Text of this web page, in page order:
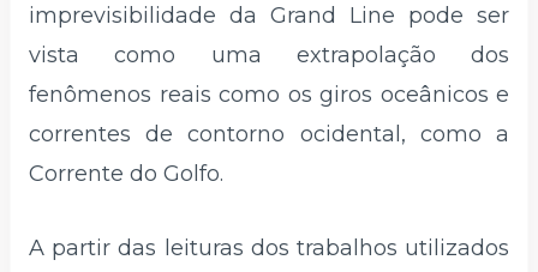
imprevisibilidade da Grand Line pode ser
vista como uma extrapolação dos
fenômenos reais como os giros oceânicos e
correntes de contorno ocidental, como a
Corrente do Golfo.
A partir das leituras dos trabalhos utilizados